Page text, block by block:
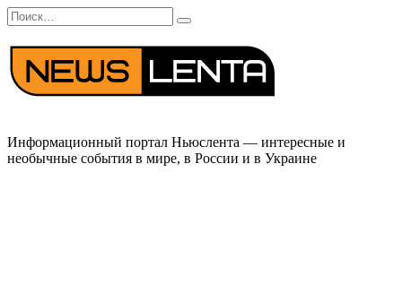
Перейти
к
содержанию
Search
for:
Информационный портал Ньюслента — интересные и
необычные события в мире, в России и в Украине